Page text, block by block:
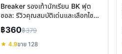
Breaker รองเท้านักเรียน BK ฟุต
ซอล: รีวิวคุณสมบัติเด่นและเลือกไซส์ที่
ใช่
฿360฿379
★ 4.9ขาย 128